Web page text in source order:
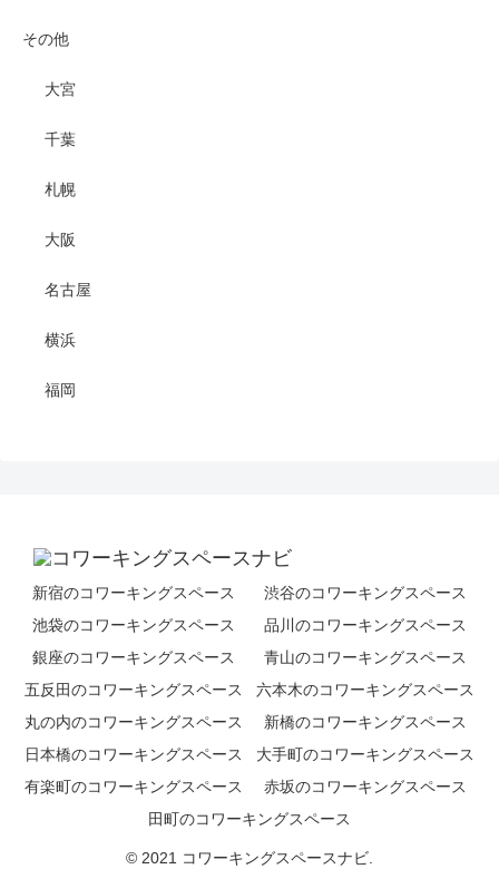
その他
大宮
千葉
札幌
大阪
名古屋
横浜
福岡
新宿のコワーキングスペース
渋谷のコワーキングスペース
池袋のコワーキングスペース
品川のコワーキングスペース
銀座のコワーキングスペース
青山のコワーキングスペース
五反田のコワーキングスペース
六本木のコワーキングスペース
丸の内のコワーキングスペース
新橋のコワーキングスペース
日本橋のコワーキングスペース
大手町のコワーキングスペース
有楽町のコワーキングスペース
赤坂のコワーキングスペース
田町のコワーキングスペース
© 2021 コワーキングスペースナビ.